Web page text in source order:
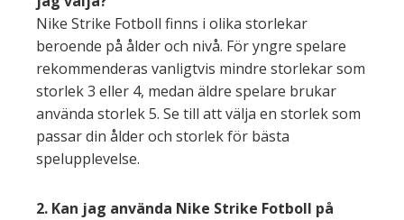
Nike Strike Fotboll finns i olika storlekar
beroende på ålder och nivå. För yngre spelare
rekommenderas vanligtvis mindre storlekar som
storlek 3 eller 4, medan äldre spelare brukar
använda storlek 5. Se till att välja en storlek som
passar din ålder och storlek för bästa
spelupplevelse.
2. Kan jag använda Nike Strike Fotboll på